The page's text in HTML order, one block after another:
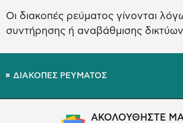
Οι διακοπές ρεύματος γίνονται
συντήρησης ή αναβάθμισης δικτύων
ΔΙΑΚΟΠΕΣ ΡΕΥΜΑΤΟΣ
ΑΚΟΛΟΥΘΗΣΤΕ